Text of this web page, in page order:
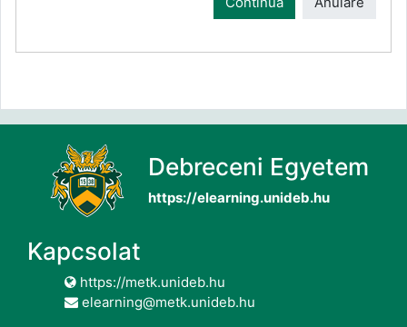
Debreceni Egyetem
https://elearning.unideb.hu
Kapcsolat
https://metk.unideb.hu
elearning@metk.unideb.hu